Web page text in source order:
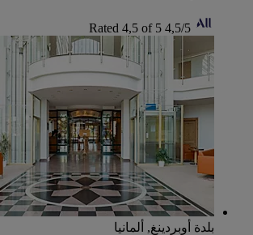
4,5/5
Rated 4,5 of 5
بلدة أوبردينغ, ألمانيا